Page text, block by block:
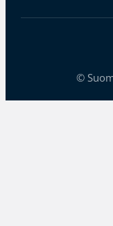
©